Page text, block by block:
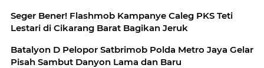
Seger Bener! Flashmob Kampanye Caleg PKS Teti
Lestari di Cikarang Barat Bagikan Jeruk
Batalyon D Pelopor Satbrimob Polda Metro Jaya Gelar
Pisah Sambut Danyon Lama dan Baru